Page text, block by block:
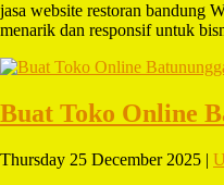
jasa website restoran bandung
menarik dan responsif untuk
Buat Toko Online
Thursday 25 December 2025 |